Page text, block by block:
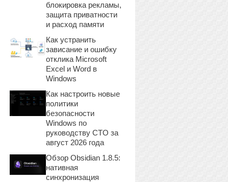
блокировка рекламы,
защита приватности
и расход памяти
Как устранить
зависание и ошибку
отклика Microsoft
Excel и Word в
Windows
Как настроить новые
политики
безопасности
Windows по
руководству CTO за
август 2026 года
Обзор Obsidian 1.8.5:
нативная
синхронизация